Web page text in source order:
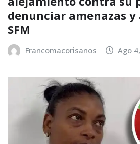
denunciar amenazas y
SFM
Francomacorisanos Ago